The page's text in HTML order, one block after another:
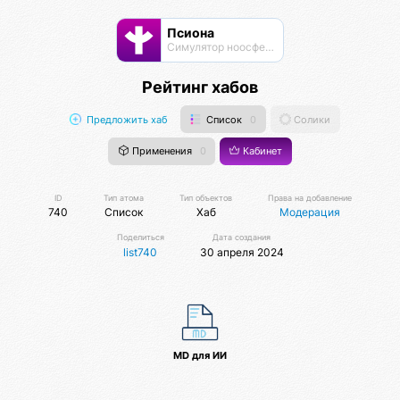
Псиона
Cимулятор ноосферы
Рейтинг хабов
Предложить хаб Список 0 Солики
Применения 0 Кабинет
ID
740
Тип атома
Список
Тип объектов
Хаб
Права на добавление
Модерация
Поделиться
list740
Дата создания
30 апреля 2024
MD для ИИ